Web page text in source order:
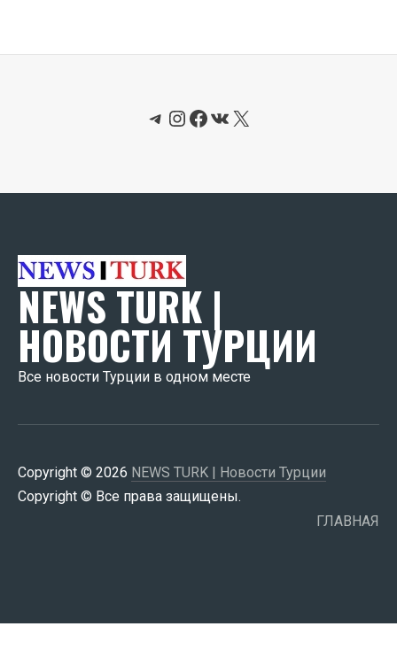
Telegram
Instagram
Facebook
ВКонтакте
X
NEWS TURK |
НОВОСТИ ТУРЦИИ
Все новости Турции в одном месте
Copyright © 2026 NEWS TURK | Новости Турции
Copyright © Все права защищены.
ГЛАВНАЯ